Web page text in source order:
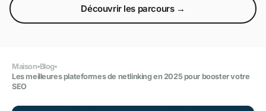
Découvrir les parcours →
Maison Blog
Les meilleures plateformes de netlinking en 2025 pour booster votre
SEO